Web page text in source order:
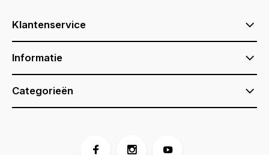
Klantenservice
Informatie
Categorieën